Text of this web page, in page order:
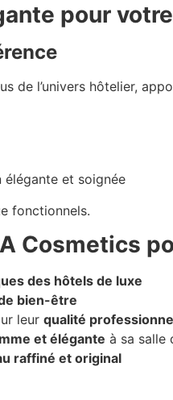
pour
de l’univers hôtelier,
élégante et soignée
fonctionnels.
Cosmetics
des hôtels de luxe
bien-être
leurqualité
et élégante à sa salle
raffiné et original